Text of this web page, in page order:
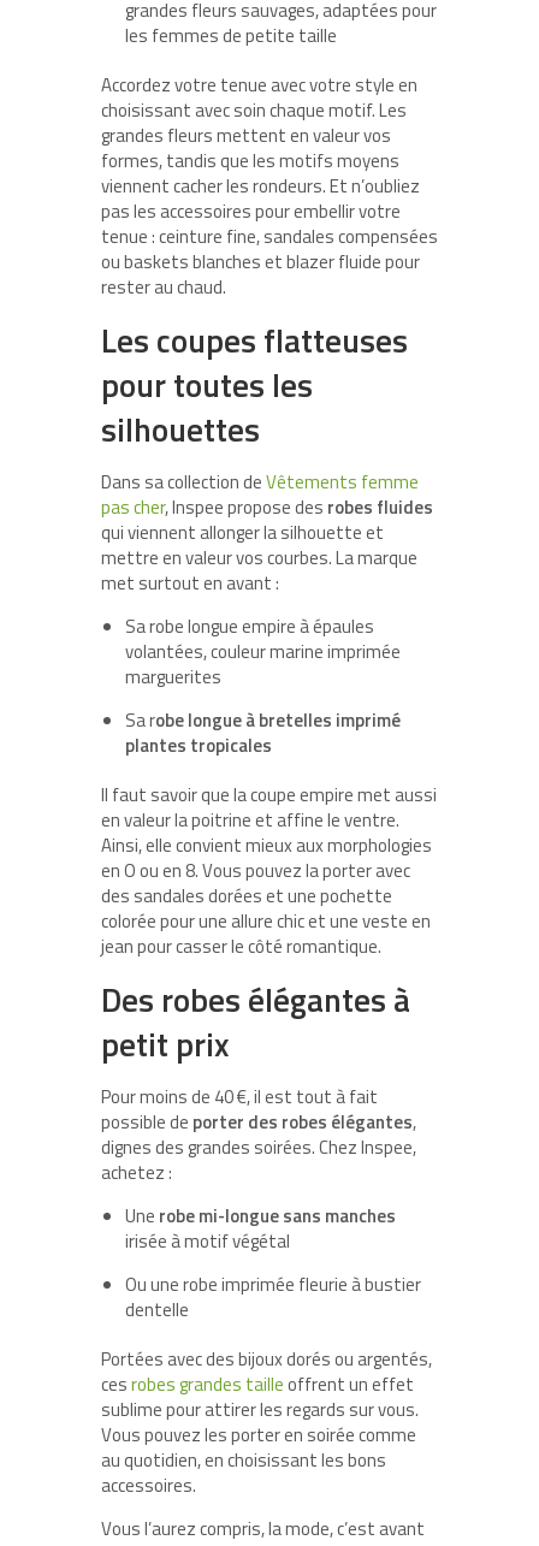
grandes fleurs sauvages, adaptées pour
les femmes de petite taille
Accordez votre tenue avec votre style en
choisissant avec soin chaque motif. Les
grandes fleurs mettent en valeur vos
formes, tandis que les motifs moyens
viennent cacher les rondeurs. Et n’oubliez
pas les accessoires pour embellir votre
tenue : ceinture fine, sandales compensées
ou baskets blanches et blazer fluide pour
rester au chaud.
Les coupes flatteuses
pour toutes les
silhouettes
Dans sa collection deVêtements femme
pas cher, Inspee propose des robes fluides
qui viennent allonger la silhouette et
mettre en valeur vos courbes. La marque
met surtout en avant :
Sa robe longue empire à épaules
volantées, couleur marine imprimée
marguerites
Sa robe longue à bretelles imprimé
plantes tropicales
Il faut savoir que la coupe empire met aussi
en valeur la poitrine et affine le ventre.
Ainsi, elle convient mieux aux morphologies
en O ou en 8. Vous pouvez la porter avec
des sandales dorées et une pochette
colorée pour une allure chic et une veste en
jean pour casser le côté romantique.
Des robes élégantes à
petit prix
Pour moins de 40 €, il est tout à fait
possible de porter des robes élégantes,
dignes des grandes soirées. Chez Inspee,
achetez :
Une robe mi-longue sans manches
irisée à motif végétal
Ou une robe imprimée fleurie à bustier
dentelle
Portées avec des bijoux dorés ou argentés,
cesrobes grandes tailleoffrent un effet
sublime pour attirer les regards sur vous.
Vous pouvez les porter en soirée comme
au quotidien, en choisissant les bons
accessoires.
Vous l’aurez compris, la mode, c’est avant